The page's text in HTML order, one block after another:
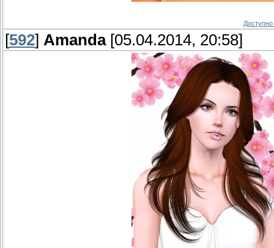
[592] Amanda[05.04.2014, 20:58]